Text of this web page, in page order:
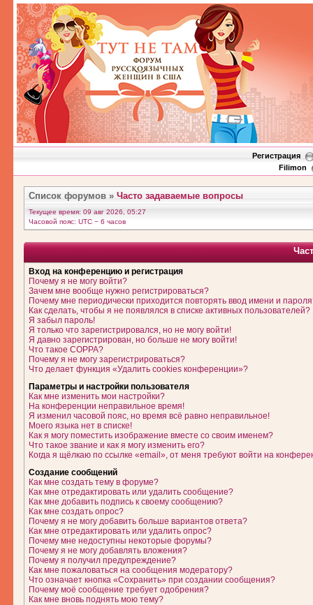
Регистрация
Filimon
Список форумов » Часто задаваемые вопросы
Текущее время: 09 авг 2026, 05:27
Часовой пояс: UTC − 6 часов
Вход на конференцию и регистрация
Почему я не могу войти?
Зачем мне вообще нужно регистрироваться?
Почему мне периодически приходится повторять ввод имени и
Как сделать, чтобы я не появлялся в списке активных пользователей?
Я забыл пароль!
Я только что зарегистрировался, но не могу войти!
Я давно зарегистрирован, но больше не могу войти!
Что такое COPPA?
Почему я не могу зарегистрироваться?
Что делает функция «Удалить cookies конференции»?
Параметры и настройки пользователя
Как мне изменить мои настройки?
На конференции неправильное время!
Я изменил часовой пояс, но время всё равно неправильное!
Моего языка нет в списке!
Как я могу поместить изображение вместе со своим именем?
Что такое звание и как я могу изменить его?
Когда я щёлкаю по ссылке «email», от меня требуют войти на
Создание сообщений
Как мне создать тему в форуме?
Как мне отредактировать или удалить сообщение?
Как мне добавить подпись к своему сообщению?
Как мне создать опрос?
Почему я не могу добавить больше вариантов ответа?
Как мне отредактировать или удалить опрос?
Почему мне недоступны некоторые форумы?
Почему я не могу добавлять вложения?
Почему я получил предупреждение?
Как мне пожаловаться на сообщения модератору?
Что означает кнопка «Сохранить» при создании сообщения?
Почему моё сообщение требует одобрения?
Как мне вновь поднять мою тему?